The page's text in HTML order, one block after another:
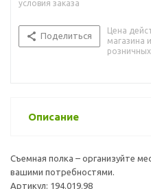
условия заказа
Поделиться
Цена
магазина
Описание
Съемная полка – организуйте
вашими потребностями.
Артикул: 194.019.98